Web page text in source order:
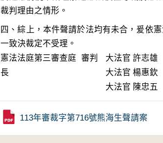
四、綜上，本件聲請於法均有未合，爰依
一致決裁定不受理。
憲法法庭第三審查庭 審判
長
大法官 許志雄
大法官 楊惠欽
大法官 陳忠五
113年審裁字第716號熊海生聲請案